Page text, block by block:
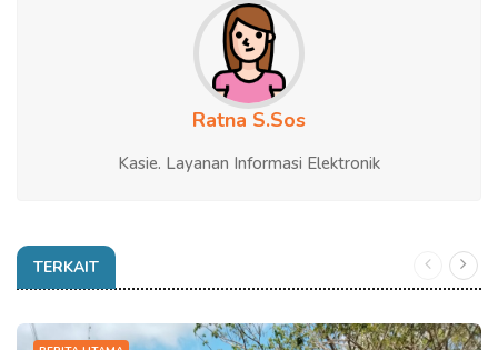
Ratna S.Sos
Kasie. Layanan Informasi Elektronik
TERKAIT